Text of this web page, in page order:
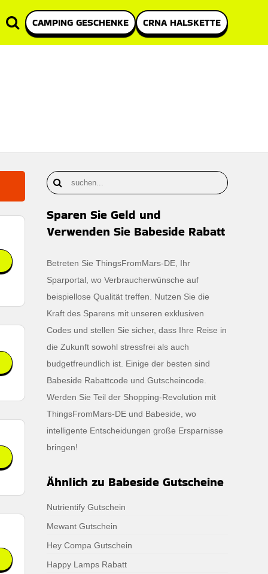
CAMPING GESCHENKE CRNA HALSKETTE
Sparen Sie Geld und
Verwenden Sie Babeside Rabatt
Betreten Sie ThingsFromMars-DE, Ihr
Sparportal, wo Verbraucherwünsche auf
beispiellose Qualität treffen. Nutzen Sie die
Kraft des Sparens mit unseren exklusiven
Codes und stellen Sie sicher, dass Ihre Reise in
die Zukunft sowohl stressfrei als auch
budgetfreundlich ist. Einige der besten sind
Babeside Rabattcode und Gutscheincode.
Werden Sie Teil der Shopping-Revolution mit
ThingsFromMars-DE und Babeside, wo
intelligente Entscheidungen große Ersparnisse
bringen!
Ähnlich zu Babeside Gutscheine
Nutrientify Gutschein
Mewant Gutschein
Hey Compa Gutschein
Happy Lamps Rabatt